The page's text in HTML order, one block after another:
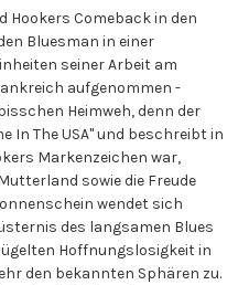
Hookers Comeback in den
Bluesman in einer
seiner Arbeit am
aufgenommen -
Heimweh, denn der
In The USA" und beschreibt in
Markenzeichen war,
sowie die Freude
wendet sich
des langsamen Blues
Hoffnungslosigkeit in
den bekannten Sphären zu.